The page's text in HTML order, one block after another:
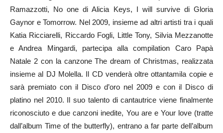
Ramazzotti, No one di Alicia Keys, I will survive di Gloria
Gaynor e Tomorrow. Nel 2009, insieme ad altri artisti tra i quali
Katia Ricciarelli, Riccardo Fogli, Little Tony, Silvia Mezzanotte
e Andrea Mingardi, partecipa alla compilation Caro Papà
Natale 2 con la canzone The dream of Christmas, realizzata
insieme al DJ Molella. Il CD venderà oltre ottantamila copie e
sarà premiato con il Disco d’oro nel 2009 e con il Disco di
platino nel 2010. Il suo talento di cantautrice viene finalmente
riconosciuto e due canzoni inedite, You are e Your love (tratte
dall’album Time of the butterfly), entrano a far parte dell’album